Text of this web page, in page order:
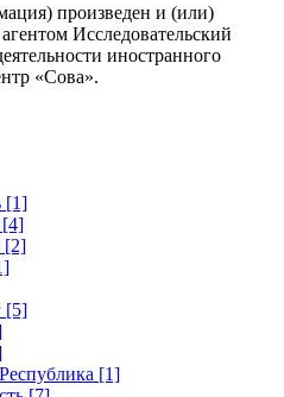
произведен и (или)
Исследовательский
иностранного
«Сова».
[1]
[4]
[2]
[5]
[1]